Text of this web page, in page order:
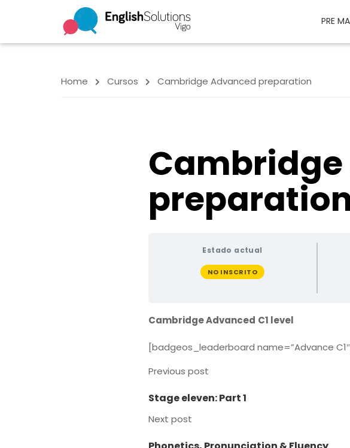
PRE
Home Cursos Cambridge Advanced preparation
Estado actual
NO INSCRITO
Cambridge Advanced C1 level
[badgeos_leaderboard name=”Advance
Previous post
Stage eleven: Part 1
Next post